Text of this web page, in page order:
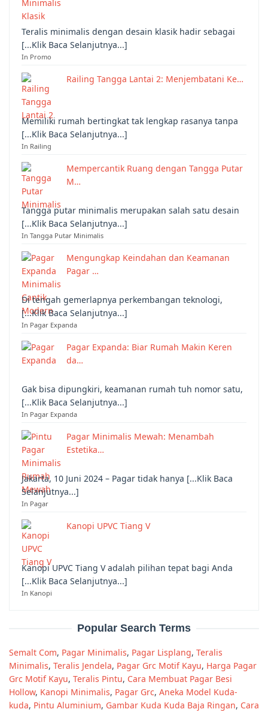
Teralis minimalis dengan desain klasik hadir sebagai
[...Klik Baca Selanjutnya...]
In Promo
Railing Tangga Lantai 2: Menjembatani Ke…
Memiliki rumah bertingkat tak lengkap rasanya tanpa
[...Klik Baca Selanjutnya...]
In Railing
Mempercantik Ruang dengan Tangga Putar
M…
Tangga putar minimalis merupakan salah satu desain
[...Klik Baca Selanjutnya...]
In Tangga Putar Minimalis
Mengungkap Keindahan dan Keamanan
Pagar …
Di tengah gemerlapnya perkembangan teknologi,
[...Klik Baca Selanjutnya...]
In Pagar Expanda
Pagar Expanda: Biar Rumah Makin Keren
da…
Gak bisa dipungkiri, keamanan rumah tuh nomor satu,
[...Klik Baca Selanjutnya...]
In Pagar Expanda
Pagar Minimalis Mewah: Menambah
Estetika…
Jakarta, 10 Juni 2024 – Pagar tidak hanya [...Klik Baca
Selanjutnya...]
In Pagar
Kanopi UPVC Tiang V
Kanopi UPVC Tiang V adalah pilihan tepat bagi Anda
[...Klik Baca Selanjutnya...]
In Kanopi
Popular Search Terms
Semalt Com, Pagar Minimalis, Pagar Lisplang, Teralis
Minimalis, Teralis Jendela, Pagar Grc Motif Kayu, Harga Pagar
Grc Motif Kayu, Teralis Pintu, Cara Membuat Pagar Besi
Hollow, Kanopi Minimalis, Pagar Grc, Aneka Model Kuda-
kuda, Pintu Aluminium, Gambar Kuda Kuda Baja Ringan, Cara